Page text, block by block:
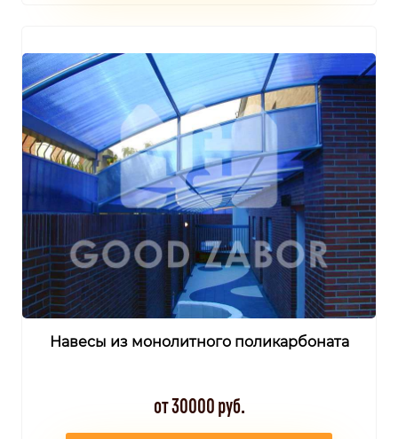
Навесы из монолитного поликарбоната
от 30000 руб.